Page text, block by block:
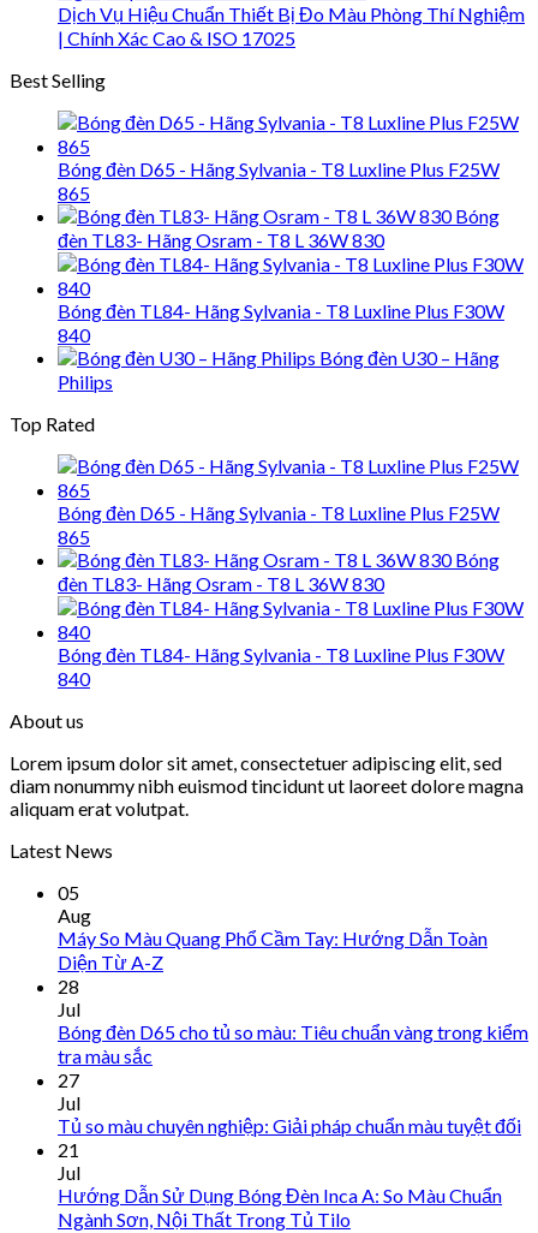
Dịch Vụ Hiệu Chuẩn Thiết Bị Đo Màu Phòng Thí Nghiệm
| Chính Xác Cao & ISO 17025
Best Selling
Bóng đèn D65 - Hãng Sylvania - T8 Luxline Plus F25W
865
Bóng
đèn TL83- Hãng Osram - T8 L 36W 830
Bóng đèn TL84- Hãng Sylvania - T8 Luxline Plus F30W
840
Bóng đèn U30 – Hãng
Philips
Top Rated
Bóng đèn D65 - Hãng Sylvania - T8 Luxline Plus F25W
865
Bóng
đèn TL83- Hãng Osram - T8 L 36W 830
Bóng đèn TL84- Hãng Sylvania - T8 Luxline Plus F30W
840
About us
Lorem ipsum dolor sit amet, consectetuer adipiscing elit, sed
diam nonummy nibh euismod tincidunt ut laoreet dolore magna
aliquam erat volutpat.
Latest News
05
Aug
Máy So Màu Quang Phổ Cầm Tay: Hướng Dẫn Toàn
Diện Từ A-Z
28
Jul
Bóng đèn D65 cho tủ so màu: Tiêu chuẩn vàng trong kiểm
tra màu sắc
27
Jul
Tủ so màu chuyên nghiệp: Giải pháp chuẩn màu tuyệt đối
21
Jul
Hướng Dẫn Sử Dụng Bóng Đèn Inca A: So Màu Chuẩn
Ngành Sơn, Nội Thất Trong Tủ Tilo